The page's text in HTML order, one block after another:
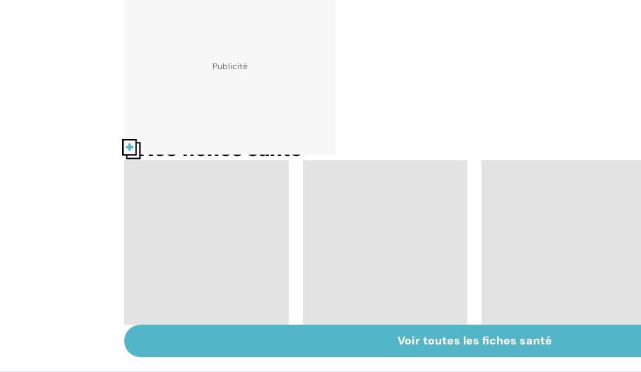
Nos fiches santé
: chirurgie, iode et
Tout savoir sur les
infections
Inflammation des
amygdales : que faire
Voir toutes les fiches santé